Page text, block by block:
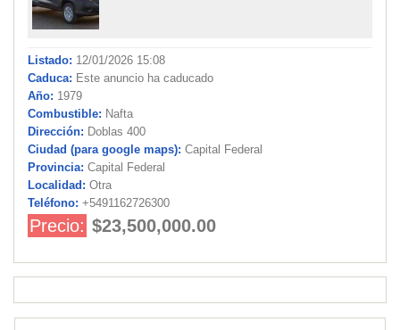
Listado: 12/01/2026 15:08
Caduca: Este anuncio ha caducado
Año: 1979
Combustible: Nafta
Dirección: Doblas 400
Ciudad (para google maps): Capital Federal
Provincia: Capital Federal
Localidad: Otra
Teléfono: +5491162726300
Precio: $23,500,000.00